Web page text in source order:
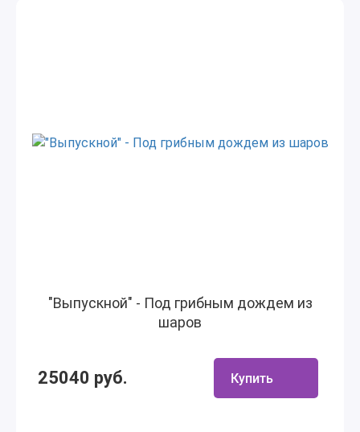
"Выпускной" - Под грибным дождем из
шаров
25040 руб. Купить